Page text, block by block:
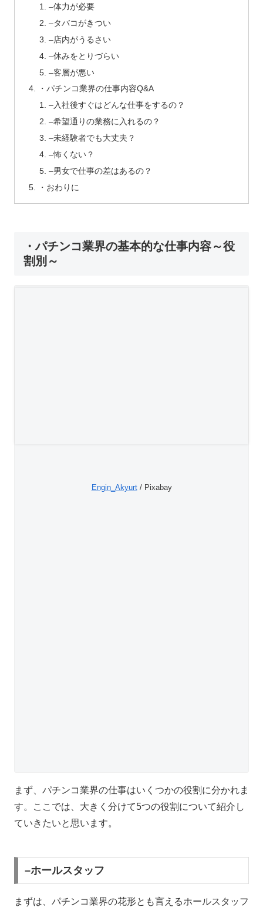
–体力が必要
–タバコがきつい
–店内がうるさい
–休みをとりづらい
–客層が悪い
・パチンコ業界の仕事内容Q&A
–入社後すぐはどんな仕事をするの？
–希望通りの業務に入れるの？
–未経験者でも大丈夫？
–怖くない？
–男女で仕事の差はあるの？
・おわりに
・パチンコ業界の基本的な仕事内容～役
割別～
Engin_Akyurt/ Pixabay
まず、パチンコ業界の仕事はいくつかの役割に分かれま
す。ここでは、大きく分けて5つの役割について紹介し
ていきたいと思います。
–ホールスタッフ
まずは、パチンコ業界の花形とも言えるホールスタッフ